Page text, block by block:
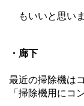
もいいと思い
・廊下
最近の掃除機は
「掃除機用にコ